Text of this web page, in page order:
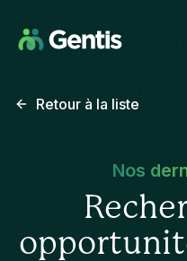
Retour à la liste
Nos